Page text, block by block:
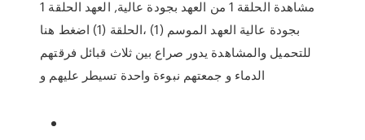
مشاهدة الحلقة 1 من العهد بجودة عالية, العهد الحلقة 1
بجودة عالية العهد الموسم (1) ،الحلقة (1) اضغط هنا
للتحميل والمشاهدة يدور صراع بين ثلاث قبائل فرقتهم
الدماء و جمعتهم نبوءة واحدة تسيطر عليهم و